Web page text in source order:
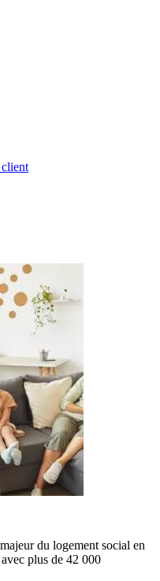
client
du logement social en
plus de 42 000